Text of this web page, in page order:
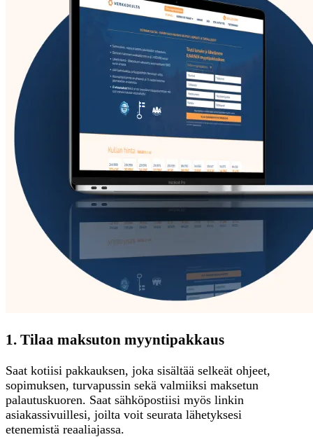
1. Tilaa maksuton myyntipakkaus
Saat kotiisi pakkauksen, joka sisältää selkeät ohjeet,
sopimuksen, turvapussin sekä valmiiksi maksetun
palautuskuoren. Saat sähköpostiisi myös linkin
asiakassivuillesi, joilta voit seurata lähetyksesi
etenemistä reaaliajassa.